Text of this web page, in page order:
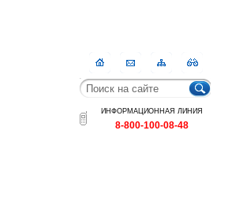
ГлавнаяКонтактыКарта
сайта
RSS
ИНФОРМАЦИОННАЯ ЛИНИЯ
8-800-100-08-48